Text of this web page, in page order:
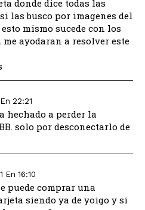
donde dice todas las
las busco por imagenes del
mismo sucede con los
ayodaran a resolver este
22:21
hechado a perder la
solo por desconectarlo de
En 16:10
puede comprar una
siendo ya de yoigo y si